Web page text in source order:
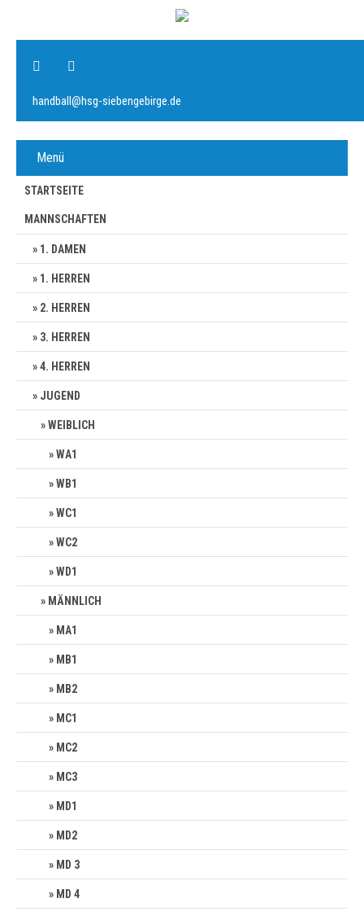
handball@hsg-siebengebirge.de
Menü
STARTSEITE
MANNSCHAFTEN
1. DAMEN
1. HERREN
2. HERREN
3. HERREN
4. HERREN
JUGEND
WEIBLICH
WA1
WB1
WC1
WC2
WD1
MÄNNLICH
MA1
MB1
MB2
MC1
MC2
MC3
MD1
MD2
MD 3
MD 4